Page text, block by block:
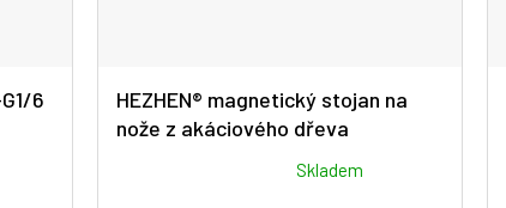
6
HEZHEN® magnetický stojan na
nože z akáciového dřeva
Skladem